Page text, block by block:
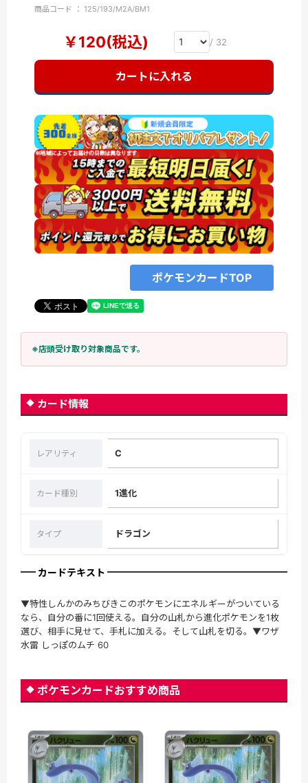
商品コード ： 125/193/M2A/BM1
￥120(税込) / 32
カートに入れる
ポケモンカードTOP
※店頭受け取り対象商品です。
カード情報
レアリティ C
カード種別 1進化
タイプ ドラゴン
カードテキスト
▼特性しんかのみちびきこのポケモンにエネルギーがついている
なら、自分の番に1回使える。自分の山札から進化ポケモンを1枚
選び、相手に見せて、手札に加える。そして山札を切る。▼ワザ
水雷 しっぽのムチ 60
ポケモンカードおすすめ商品